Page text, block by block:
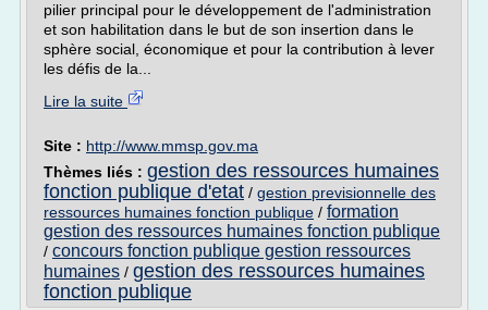
pilier principal pour le développement de l'administration
et son habilitation dans le but de son insertion dans le
sphère social, économique et pour la contribution à lever
les défis de la...
Lire la suite
Site : http://www.mmsp.gov.ma
Thèmes liés : gestion des ressources humaines
fonction publique d'etat / gestion previsionnelle des
ressources humaines fonction publique / formation
gestion des ressources humaines fonction publique
/ concours fonction publique gestion ressources
humaines / gestion des ressources humaines
fonction publique